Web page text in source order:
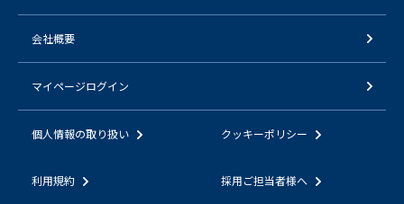
会社概要
マイページログイン
個人情報の取り扱い クッキーポリシー
利用規約 採用ご担当者様へ